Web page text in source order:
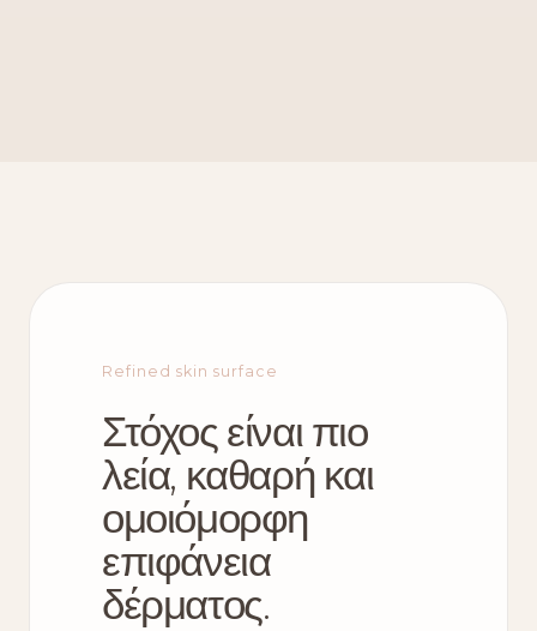
Refined skin surface
Στόχος είναι πιο
λεία, καθαρή και
ομοιόμορφη
επιφάνεια
δέρματος.